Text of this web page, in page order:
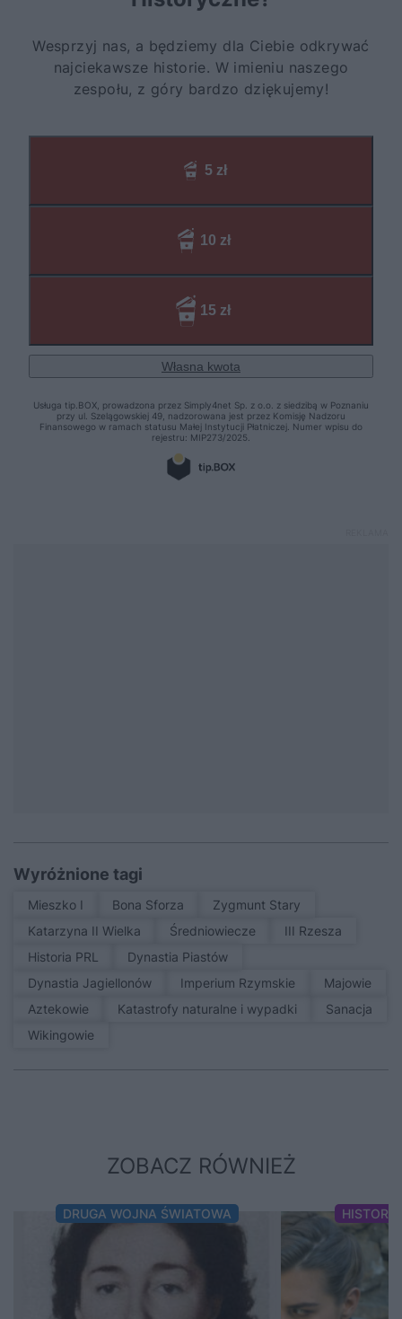
Wyróżnione tagi
Mieszko I Bona Sforza
Zygmunt Stary
Katarzyna II Wielka
średniowiecze
III Rzesza
Historia PRL
Dynastia Piastów
Dynastia Jagiellonów
Imperium Rzymskie
Majowie
Aztekowie
Katastrofy naturalne i wypadki
sanacja
Wikingowie
ZOBACZ RÓWNIEŻ
DRUGA WOJNA ŚWIATOWA